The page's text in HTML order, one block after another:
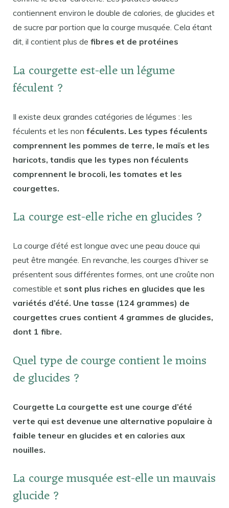
contiennent environ le double de calories, de glucides et
de sucre par portion que la courge musquée. Cela étant
dit, il contient plus de fibres et de protéines
La courgette est-elle un légume
féculent ?
Il existe deux grandes catégories de légumes : les
féculents et les non féculents. Les types féculents
comprennent les pommes de terre, le maïs et les
haricots, tandis que les types non féculents
comprennent le brocoli, les tomates et les
courgettes.
La courge est-elle riche en glucides ?
La courge d’été est longue avec une peau douce qui
peut être mangée. En revanche, les courges d’hiver se
présentent sous différentes formes, ont une croûte non
comestible et sont plus riches en glucides que les
variétés d’été. Une tasse (124 grammes) de
courgettes crues contient 4 grammes de glucides,
dont 1 fibre.
Quel type de courge contient le moins
de glucides ?
Courgette La courgette est une courge d’été
verte qui est devenue une alternative populaire à
faible teneur en glucides et en calories aux
nouilles.
La courge musquée est-elle un mauvais
glucide ?